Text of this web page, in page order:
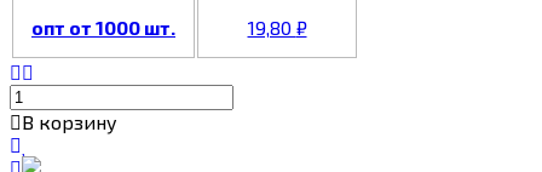
опт от 1000 шт. 19,80 ₽
В корзину